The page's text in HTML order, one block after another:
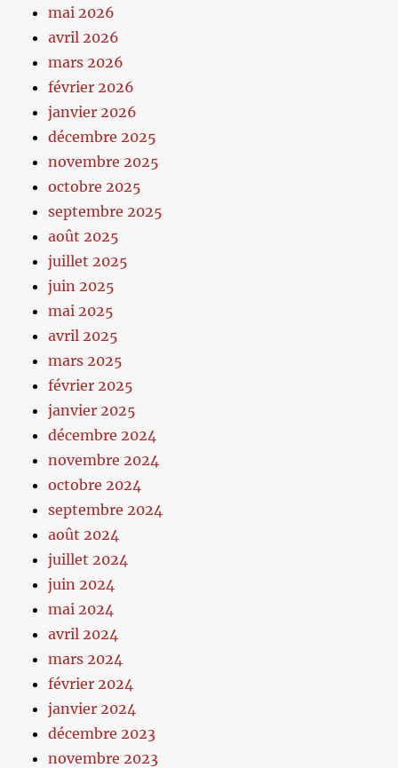
mai 2026
avril 2026
mars 2026
février 2026
janvier 2026
décembre 2025
novembre 2025
octobre 2025
septembre 2025
août 2025
juillet 2025
juin 2025
mai 2025
avril 2025
mars 2025
février 2025
janvier 2025
décembre 2024
novembre 2024
octobre 2024
septembre 2024
août 2024
juillet 2024
juin 2024
mai 2024
avril 2024
mars 2024
février 2024
janvier 2024
décembre 2023
novembre 2023